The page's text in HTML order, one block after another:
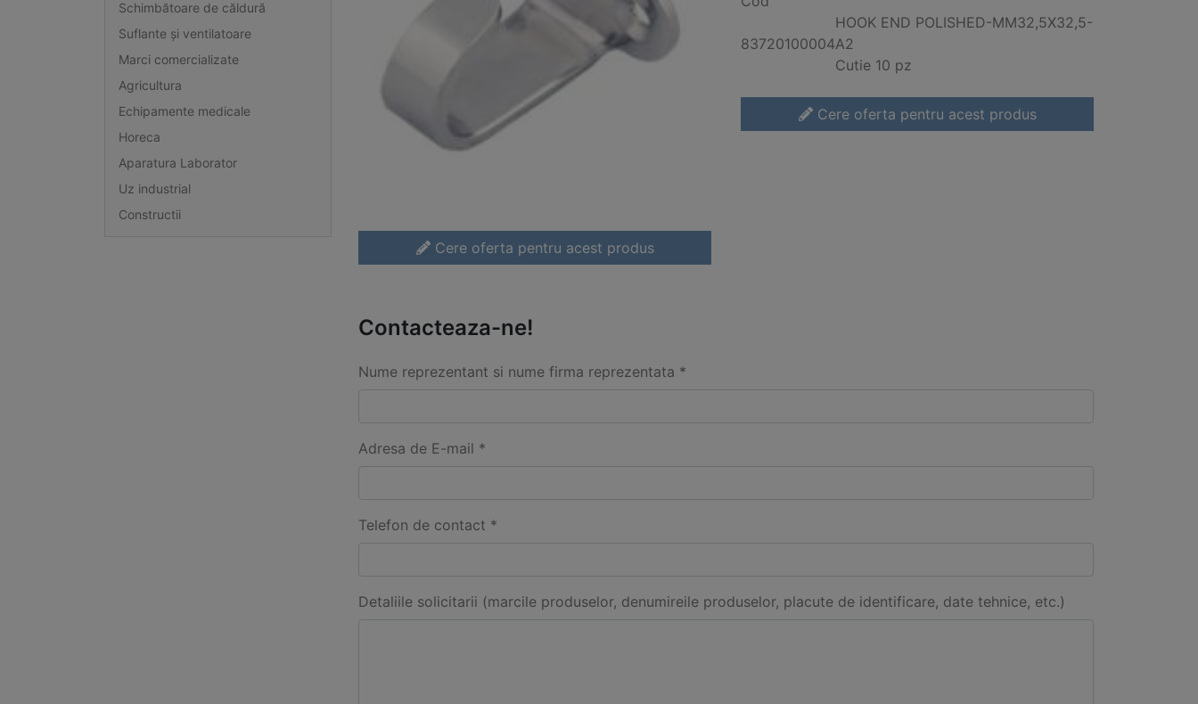
Schimbătoare de căldură
Suflante și ventilatoare
Marci comercializate
Agricultura
Echipamente medicale
Horeca
Aparatura Laborator
Uz industrial
Constructii
Cere oferta pentru acest produs
83720100004
HOOK END POLISHED-MM32,5X32,5-
A2
Cutie 10 pz
Cere oferta pentru acest produs
Contacteaza-ne!
Nume reprezentant si nume firma reprezentata *
Adresa de E-mail *
Telefon de contact *
Detaliile solicitarii (marcile produselor, denumireile produselor, placute de identificare, date tehnice, etc.)